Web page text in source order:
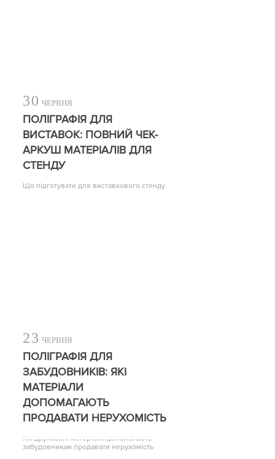
30 ЧЕРВНЯ
ПОЛІГРАФІЯ ДЛЯ
ВИСТАВОК: ПОВНИЙ ЧЕК-
АРКУШ МАТЕРІАЛІВ ДЛЯ
СТЕНДУ
Що підготувати для виставкового стенду
23 ЧЕРВНЯ
ПОЛІГРАФІЯ ДЛЯ
ЗАБУДОВНИКІВ: ЯКІ
МАТЕРІАЛИ
ДОПОМАГАЮТЬ
ПРОДАВАТИ НЕРУХОМІСТЬ
Які друковані матеріали допомагають
забудовникам продавати нерухомість